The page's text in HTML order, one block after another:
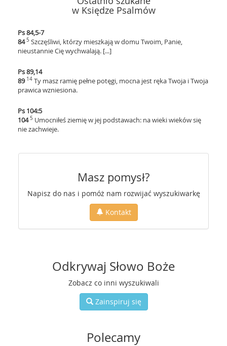
w Księdze Psalmów
Ps 84,5-7
84 5 Szczęśliwi, którzy mieszkają w domu Twoim, Panie,
nieustannie Cię wychwalają. [...]
Ps 89,14
8914 Ty masz ramię pełne potęgi, mocna jest ręka Twoja i Twoja
prawica wzniesiona.
Ps 104:5
104 5 Umocniłeś ziemię w jej podstawach: na wieki wieków się
nie zachwieje.
Masz pomysł?
Napisz do nas i pomóż nam rozwijać wyszukiwarkę
Kontakt
Odkrywaj Słowo Boże
Zobacz co inni wyszukiwali
Zainspiruj się
Polecamy